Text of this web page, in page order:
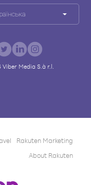
Viber Media S.à r.l.
Rakuten Marketing
About Rakuten